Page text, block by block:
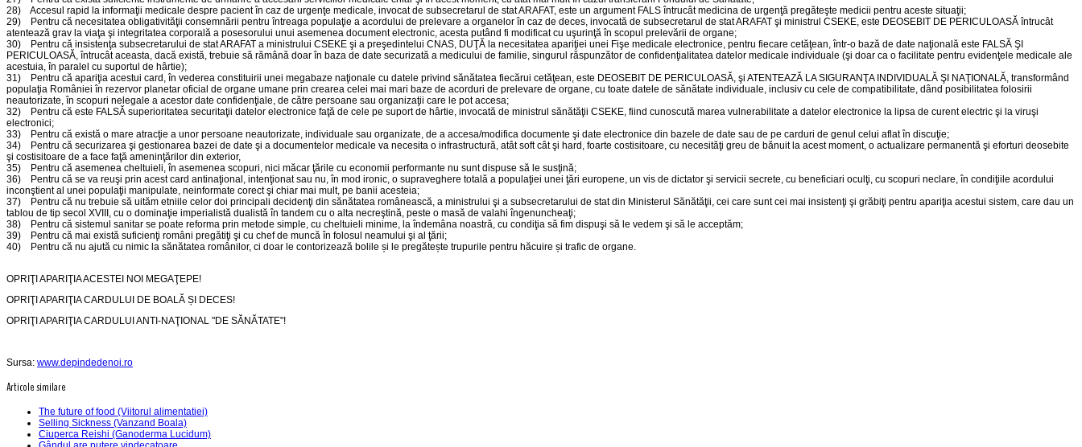
28) Accesul rapid la informaţii medicale despre pacient în caz de urgenţe medicale, invocat de subsecretarul de stat ARAFAT, este un argument FALS întrucât medicina de urgenţă pregăteşte medicii pentru aceste situaţii;
29) Pentru că necesitatea obligativităţii consemnării pentru întreaga populaţie a acordului de prelevare a organelor în caz de deces, invocată de subsecretarul de stat ARAFAT şi ministrul CSEKE, este DEOSEBIT DE PERICULOASĂ întrucât
atentează grav la viaţa şi integritatea corporală a posesorului unui asemenea document electronic, acesta putând fi modificat cu uşurinţă în scopul prelevării de organe;
30) Pentru că insistenţa subsecretarului de stat ARAFAT a ministrului CSEKE şi a preşedintelui CNAS, DUŢĂ la necesitatea apariţiei unei Fişe medicale electronice, pentru fiecare cetăţean, într-o bază de date naţională este FALSĂ ŞI
PERICULOASĂ, întrucât aceasta, dacă există, trebuie să rămână doar în baza de date securizată a medicului de familie, singurul răspunzător de confidenţialitatea datelor medicale individuale (şi doar ca o facilitate pentru evidenţele medicale ale
acestuia, în paralel cu suportul de hârtie);
31) Pentru că apariţia acestui card, în vederea constituirii unei megabaze naţionale cu datele privind sănătatea fiecărui cetăţean, este DEOSEBIT DE PERICULOASĂ, şi ATENTEAZĂ LA SIGURANŢA INDIVIDUALĂ ŞI NAŢIONALĂ, transformând
populaţia României în rezervor planetar oficial de organe umane prin crearea celei mai mari baze de acorduri de prelevare de organe, cu toate datele de sănătate individuale, inclusiv cu cele de compatibilitate, dând posibilitatea folosirii
neautorizate, în scopuri nelegale a acestor date confidenţiale, de către persoane sau organizaţii care le pot accesa;
32) Pentru că este FALSĂ superioritatea securitaţii datelor electronice faţă de cele pe suport de hârtie, invocată de ministrul sănătăţii CSEKE, fiind cunoscută marea vulnerabilitate a datelor electronice la lipsa de curent electric şi la viruşi
electronici;
33) Pentru că există o mare atracţie a unor persoane neautorizate, individuale sau organizate, de a accesa/modifica documente şi date electronice din bazele de date sau de pe carduri de genul celui aflat în discuţie;
34) Pentru că securizarea şi gestionarea bazei de date şi a documentelor medicale va necesita o infrastructură, atât soft cât şi hard, foarte costisitoare, cu necesităţi greu de bănuit la acest moment, o actualizare permanentă şi eforturi deosebite
şi costisitoare de a face faţă ameninţărilor din exterior,
35) Pentru că asemenea cheltuieli, în asemenea scopuri, nici măcar ţările cu economii performante nu sunt dispuse să le susţină;
36) Pentru că se va reuşi prin acest card antinaţional, intenţionat sau nu, în mod ironic, o supraveghere totală a populaţiei unei ţări europene, un vis de dictator şi servicii secrete, cu beneficiari oculţi, cu scopuri neclare, în condiţiile acordului
inconştient al unei populaţii manipulate, neinformate corect şi chiar mai mult, pe banii acesteia;
37) Pentru că nu trebuie să uităm etniile celor doi principali decidenţi din sănătatea românească, a ministrului şi a subsecretarului de stat din Ministerul Sănătăţii, cei care sunt cei mai insistenţi şi grăbiţi pentru apariţia acestui sistem, care dau un
tablou de tip secol XVIII, cu o dominaţie imperialistă dualistă în tandem cu o alta necreştină, peste o masă de valahi îngenuncheaţi;
38) Pentru că sistemul sanitar se poate reforma prin metode simple, cu cheltuieli minime, la îndemâna noastră, cu condiţia să fim dispuşi să le vedem şi să le acceptăm;
39) Pentru că mai există suficienţi români pregătiţi şi cu chef de muncă în folosul neamului şi al ţării;
40) Pentru că nu ajută cu nimic la sănătatea românilor, ci doar le contorizează bolile și le pregătește trupurile pentru hăcuire și trafic de organe.
OPRIŢI APARIŢIA ACESTEI NOI MEGAŢEPE!
OPRIŢI APARIŢIA CARDULUI DE BOALĂ ȘI DECES!
OPRIŢI APARIŢIA CARDULUI ANTI-NAŢIONAL "DE SĂNĂTATE"!
Sursa: www.depindedenoi.ro
Articole similare
The future of food (Viitorul alimentatiei)
Selling Sickness (Vanzand Boala)
Ciuperca Reishi (Ganoderma Lucidum)